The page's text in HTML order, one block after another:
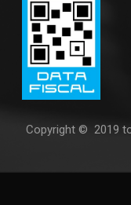
Copyright © 2019